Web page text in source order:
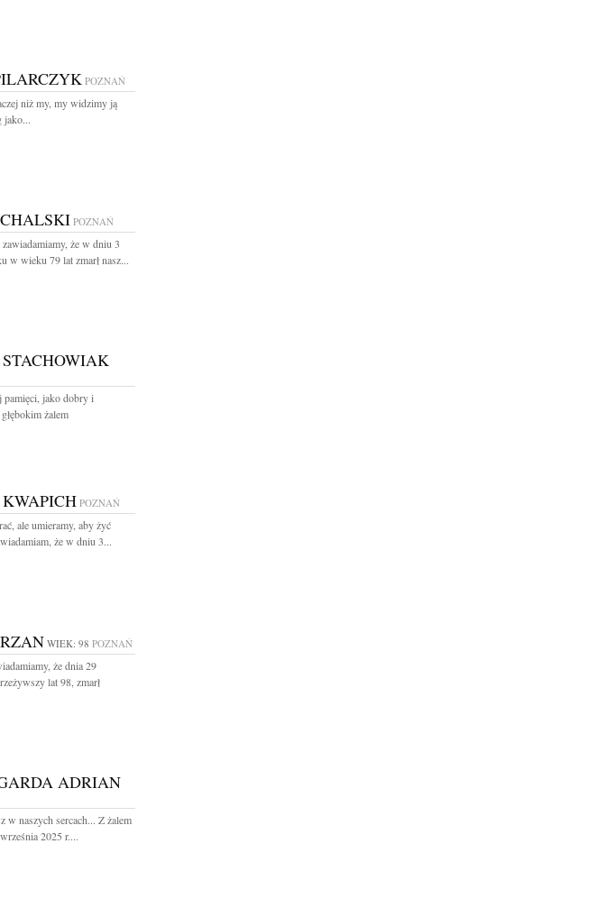
POZNAŃ
niż my, my widzimy ją
jako...
POZNAŃ
że w dniu 3
w wieku 79 lat zmarł nasz...
pamięci, jako dobry i
żalem
POZNAŃ
ale umieramy, aby żyć
że w dniu 3...
WIEK: 98 POZNAŃ
że dnia 29
lat 98, zmarł
ADRIAN
w naszych sercach... Z żalem
2025 r....